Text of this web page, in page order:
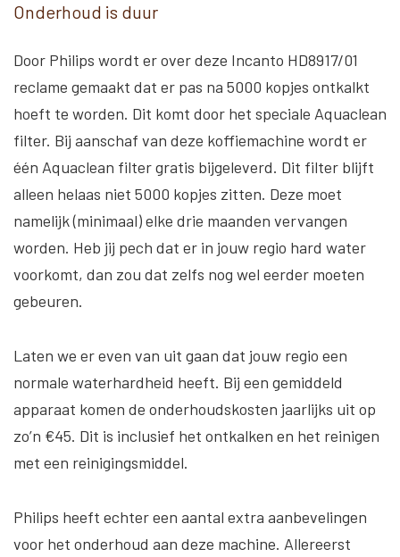
Onderhoud is duur
Door Philips wordt er over deze Incanto HD8917/01
reclame gemaakt dat er pas na 5000 kopjes ontkalkt
hoeft te worden. Dit komt door het speciale Aquaclean
filter. Bij aanschaf van deze koffiemachine wordt er
één Aquaclean filter gratis bijgeleverd. Dit filter blijft
alleen helaas niet 5000 kopjes zitten. Deze moet
namelijk (minimaal) elke drie maanden vervangen
worden. Heb jij pech dat er in jouw regio hard water
voorkomt, dan zou dat zelfs nog wel eerder moeten
gebeuren.
Laten we er even van uit gaan dat jouw regio een
normale waterhardheid heeft. Bij een gemiddeld
apparaat komen de onderhoudskosten jaarlijks uit op
zo’n €45. Dit is inclusief het ontkalken en het reinigen
met een reinigingsmiddel.
Philips heeft echter een aantal extra aanbevelingen
voor het onderhoud aan deze machine. Allereerst